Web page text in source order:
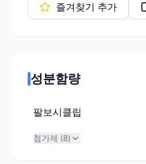
즐겨찾기 추가
성분함량
팔보시클립
첨가제 (8)